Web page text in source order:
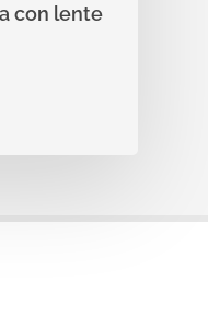
con lente